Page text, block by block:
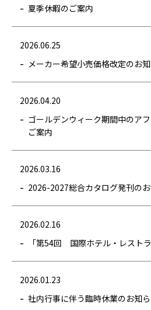
夏季休暇のご案内
2026.06.25
メーカー希望小売価格改定のお
2026.04.20
ゴールデンウィーク期間中のア
ご案内
2026.03.16
2026-2027総合カタログ発刊の
2026.02.16
「第54回 国際ホテル・レスト
2026.01.23
社内行事に伴う臨時休業のお知